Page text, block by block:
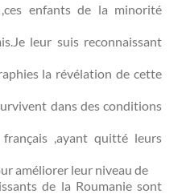
,ces enfants de la minorité
leur suis reconnaissant
la révélation de cette
dans des conditions
,ayant quitté leurs
améliorer leur niveau de
de la Roumanie sont